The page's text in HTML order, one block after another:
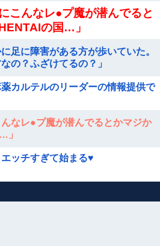
こんなレ●プ魔が潜んでると
の国…」
足に障害がある方が歩いていた。
の？ふざけてるの？」
薬カルテルのリーダーの情報提供で
なレ●プ魔が潜んでるとかマジか
」
ッチすぎて始まる♥